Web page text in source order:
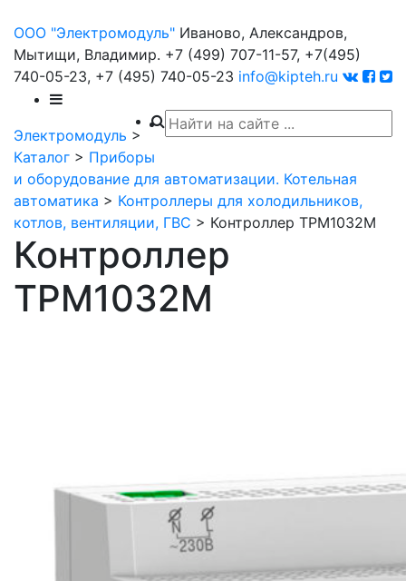
ООО "Электромодуль" Иваново, Александров,
Мытищи, Владимир. +7 (499) 707-11-57, +7(495)
740-05-23, +7 (495) 740-05-23 info@kipteh.ru
Электромодуль >
Каталог > Приборы
и оборудование для автоматизации. Котельная
автоматика > Контроллеры для холодильников,
котлов, вентиляции, ГВС > Контроллер ТРМ1032М
Контроллер
ТРМ1032М